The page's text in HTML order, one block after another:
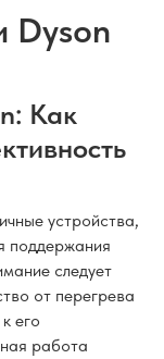
Dyson
Как
устройства,
поддержания
следует
от перегрева
его
работа